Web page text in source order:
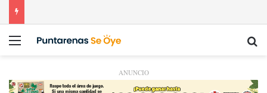
Menú
ANUNCIO